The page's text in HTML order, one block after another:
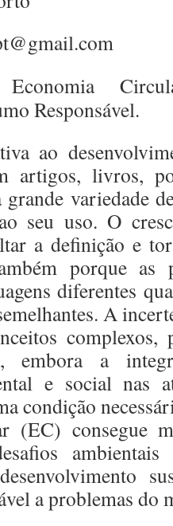
Economia
Responsável.
ao
artigos, livros,
grande variedade
seu uso. O
a definição e
porque as
diferentes
A
embora a
e social nas
condição
(EC) consegue
a problemas do